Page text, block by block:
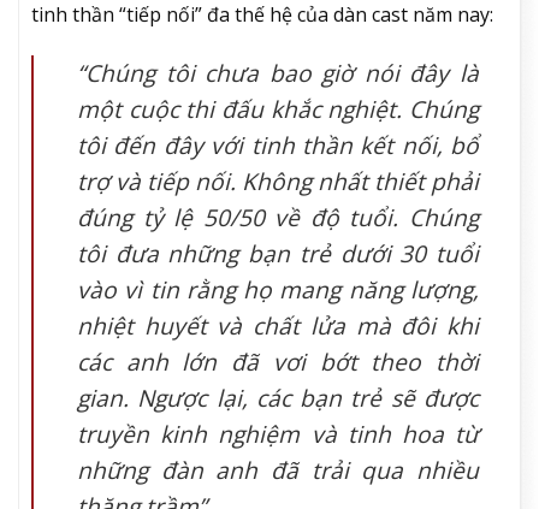
tinh thần “tiếp nối” đa thế hệ của dàn cast năm nay:
“Chúng tôi chưa bao giờ nói đây là
một cuộc thi đấu khắc nghiệt. Chúng
tôi đến đây với tinh thần kết nối, bổ
trợ và tiếp nối. Không nhất thiết phải
đúng tỷ lệ 50/50 về độ tuổi. Chúng
tôi đưa những bạn trẻ dưới 30 tuổi
vào vì tin rằng họ mang năng lượng,
nhiệt huyết và chất lửa mà đôi khi
các anh lớn đã vơi bớt theo thời
gian. Ngược lại, các bạn trẻ sẽ được
truyền kinh nghiệm và tinh hoa từ
những đàn anh đã trải qua nhiều